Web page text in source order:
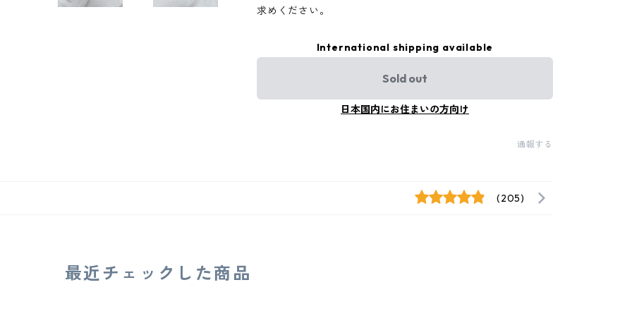
求めください。
International shipping available
Sold out
日本国内にお住まいの方向け
通報する
(205)
最近チェックした商品